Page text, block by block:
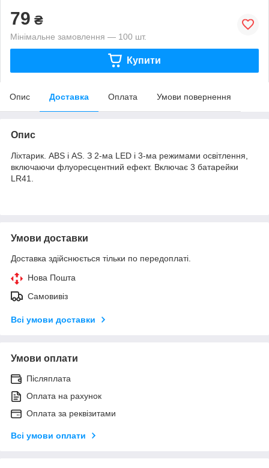
79 ₴
Мінімальне замовлення — 100 шт.
Купити
Опис Доставка Оплата Умови повернення
Опис
Ліхтарик. ABS і AS. З 2-ма LED і 3-ма режимами освітлення,
включаючи флуоресцентний ефект. Включає 3 батарейки
LR41.
Умови доставки
Доставка здійснюється тільки по передоплаті.
Нова Пошта
Самовивіз
Всі умови доставки
Умови оплати
Післяплата
Оплата на рахунок
Оплата за реквізитами
Всі умови оплати